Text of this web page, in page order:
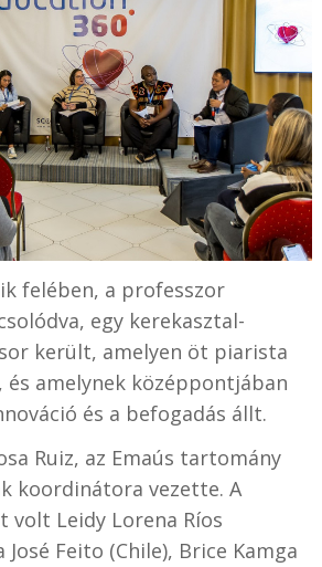
felében, a professzor
egy kerekasztal-
került, amelyen öt piarista
és amelynek középpontjában
és a befogadás állt.
Ruiz, az Emaús tartomány
koordinátora vezette. A
volt Leidy Lorena Ríos
Feito (Chile), Brice Kamga